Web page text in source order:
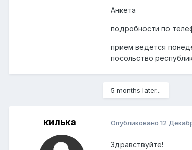
Анкета
подробности по
прием ведется
посольство
5 months later...
килька Опубликовано 12
Здравствуйте!